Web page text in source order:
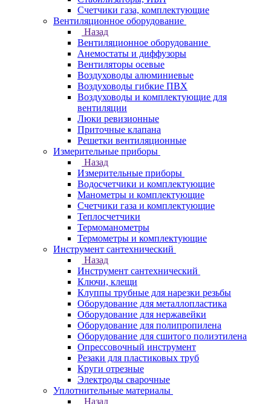
Счетчики газа, комплектующие
Вентиляционное оборудование
Назад
Вентиляционное оборудование
Анемостаты и диффузоры
Вентиляторы осевые
Воздуховоды алюминиевые
Воздуховоды гибкие ПВХ
Воздуховоды и комплектующие для
вентиляции
Люки ревизионные
Приточные клапана
Решетки вентиляционные
Измерительные приборы
Назад
Измерительные приборы
Водосчетчики и комплектующие
Манометры и комплектующие
Счетчики газа и комплектующие
Теплосчетчики
Термоманометры
Термометры и комплектующие
Инструмент сантехнический
Назад
Инструмент сантехнический
Ключи, клещи
Клуппы трубные для нарезки резьбы
Оборудование для металлопластика
Оборудование для нержавейки
Оборудование для полипропилена
Оборудование для сшитого полиэтилена
Опрессовочный инструмент
Резаки для пластиковых труб
Круги отрезные
Электроды сварочные
Уплотнительные материалы
Назад